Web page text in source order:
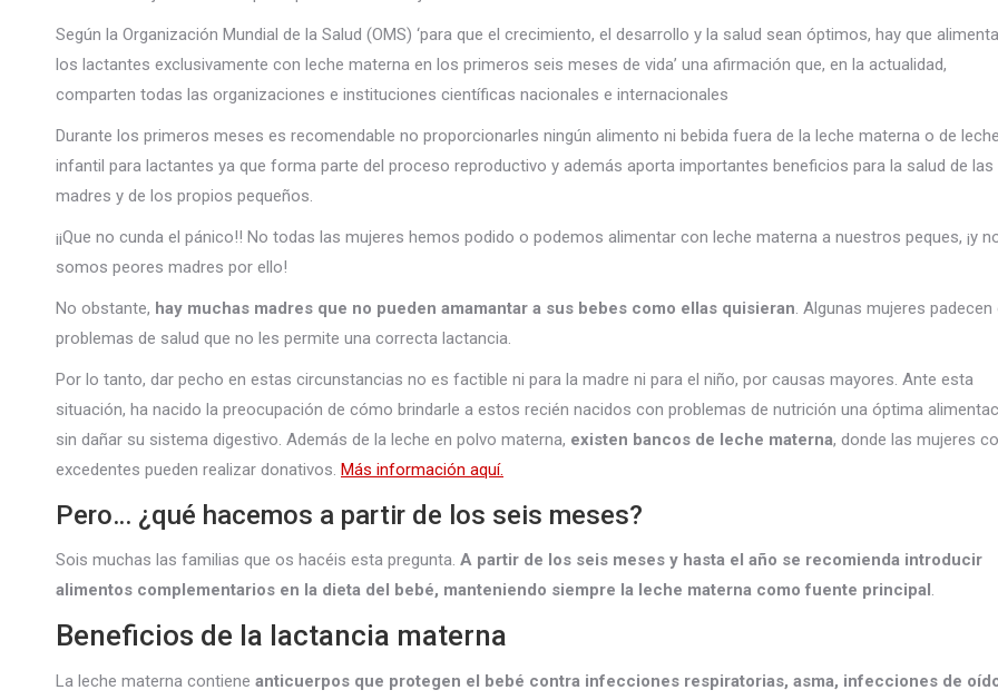
Según la Organización Mundial de la Salud (OMS) ‘para que el crecimiento, el desarrollo y la salud sean óptimos, hay que
los lactantes exclusivamente con leche materna en los primeros seis meses de vida’ una afirmación que, en la actualidad,
comparten todas las organizaciones e instituciones científicas nacionales e internacionales
Durante los primeros meses es recomendable no proporcionarles ningún alimento ni bebida fuera de la leche materna o de
infantil para lactantes ya que forma parte del proceso reproductivo y además aporta importantes beneficios para la salud de las
madres y de los propios pequeños.
¡¡Que no cunda el pánico!! No todas las mujeres hemos podido o podemos alimentar con leche materna a nuestros peques, ¡y
somos peores madres por ello!
No obstante, hay muchas madres que no pueden amamantar a sus bebes como ellas quisieran. Algunas mujeres padecen
problemas de salud que no les permite una correcta lactancia.
Por lo tanto, dar pecho en estas circunstancias no es factible ni para la madre ni para el niño, por causas mayores. Ante esta
situación, ha nacido la preocupación de cómo brindarle a estos recién nacidos con problemas de nutrición una óptima
sin dañar su sistema digestivo. Además de la leche en polvo materna, existen bancos de leche materna, donde las mujeres
excedentes pueden realizar donativos. Más información aquí.
Pero… ¿qué hacemos a partir de los seis meses?
Sois muchas las familias que os hacéis esta pregunta. A partir de los seis meses y hasta el año se recomienda introducir
alimentos complementarios en la dieta del bebé, manteniendo siempre la leche materna como fuente principal.
Beneficios de la lactancia materna
La leche materna contiene anticuerpos que protegen el bebé contra infecciones respiratorias, asma, infecciones de